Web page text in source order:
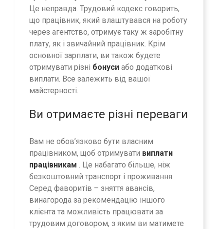
Це неправда. Трудовий кодекс говорить,
що працівник, який влаштувався на роботу
через агентство, отримує таку ж заробітну
плату, як і звичайний працівник. Крім
основної зарплати, ви також будете
отримувати різні бонуси або додаткові
виплати. Все залежить від вашої
майстерності.
Ви отримаєте різні переваги
Вам не обов’язково бути власним
працівником, щоб отримувати виплати
працівникам . Це набагато більше, ніж
безкоштовний транспорт і проживання.
Серед фаворитів – зняття авансів,
винагорода за рекомендацію іншого
клієнта та можливість працювати за
трудовим договором, з яким ви матимете